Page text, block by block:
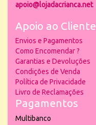
apoio@lojadacrianca.net
Apoio ao Cliente
Envios e Pagamentos
Como Encomendar ?
Garantias e Devoluções
Condições de Venda
Política de Privacidade
Livro de Reclamações
Pagamentos
Multibanco